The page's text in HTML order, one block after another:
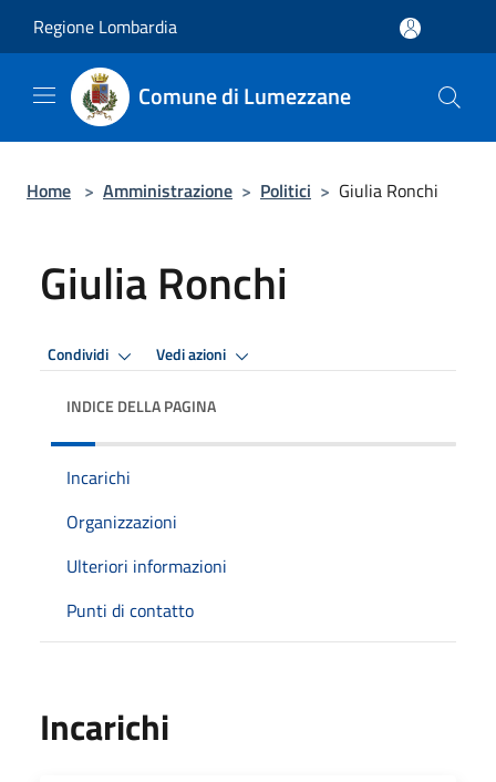
Regione Lombardia
Comune di Lumezzane
Home > Amministrazione > Politici > Giulia Ronchi
Giulia Ronchi
Condividi Vedi azioni
INDICE DELLA PAGINA
Incarichi
Organizzazioni
Ulteriori informazioni
Punti di contatto
Incarichi